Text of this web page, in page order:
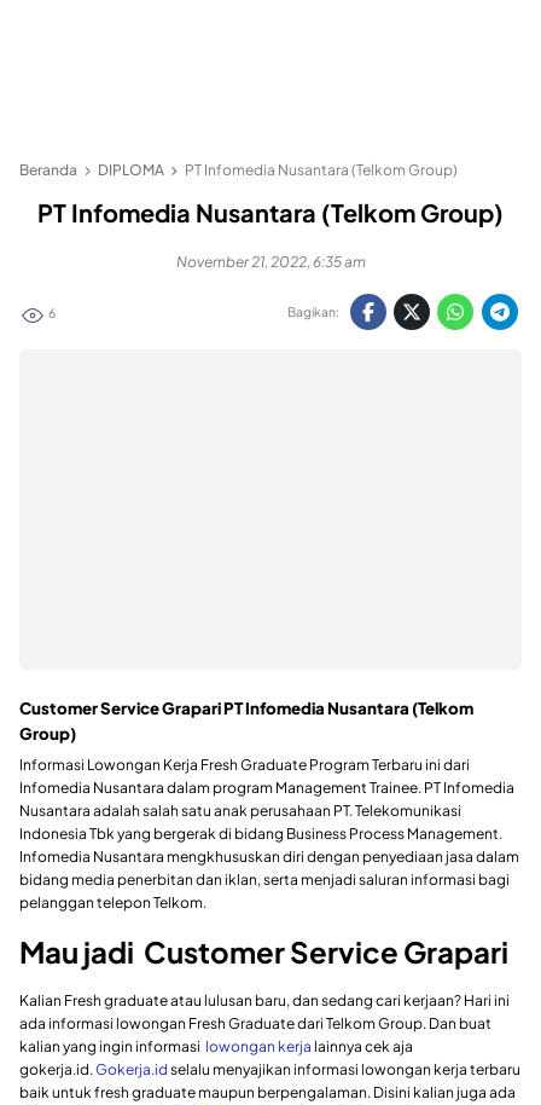
Beranda DIPLOMA PT Infomedia Nusantara (Telkom Group)
PT Infomedia Nusantara (Telkom Group)
November 21, 2022, 6:35 am
6 Bagikan:
Customer ServiceGrapariPT Infomedia Nusantara (Telkom
Group)
Informasi Lowongan Kerja Fresh Graduate Program Terbaru ini dari
Infomedia Nusantara dalam program Management Trainee. PT Infomedia
Nusantara adalah salah satu anak perusahaan PT. Telekomunikasi
Indonesia Tbk yang bergerak di bidang Business Process Management.
Infomedia Nusantara mengkhususkan diri dengan penyediaan jasa dalam
bidang media penerbitan dan iklan, serta menjadi saluran informasi bagi
pelanggan telepon Telkom.
Mau jadi Customer Service Grapari
Kalian Fresh graduate atau lulusan baru, dan sedang cari kerjaan? Hari ini
ada informasi lowongan Fresh Graduate dari Telkom Group. Dan buat
kalian yang ingin informasi lowongan kerja lainnya cek aja
gokerja.id.Gokerja.id selalu menyajikan informasi lowongan kerja terbaru
baik untuk fresh graduate maupun berpengalaman. Disini kalian juga ada